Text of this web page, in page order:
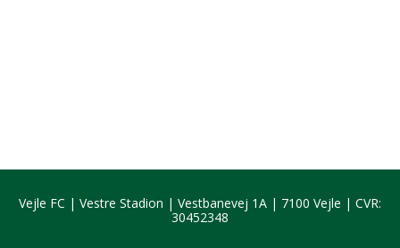
Vejle FC | Vestre Stadion | Vestbanevej 1A | 7100 Vejle | CVR:
30452348